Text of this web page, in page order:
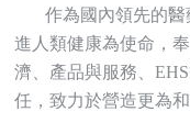
作為國內領先的醫
進人類健康為使命，
濟、產品與服務、
任，致力於營造更為